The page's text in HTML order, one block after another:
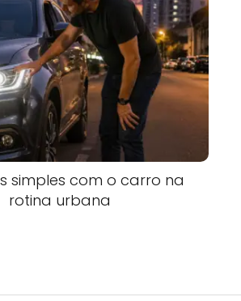
simples com o carro na
rotina urbana